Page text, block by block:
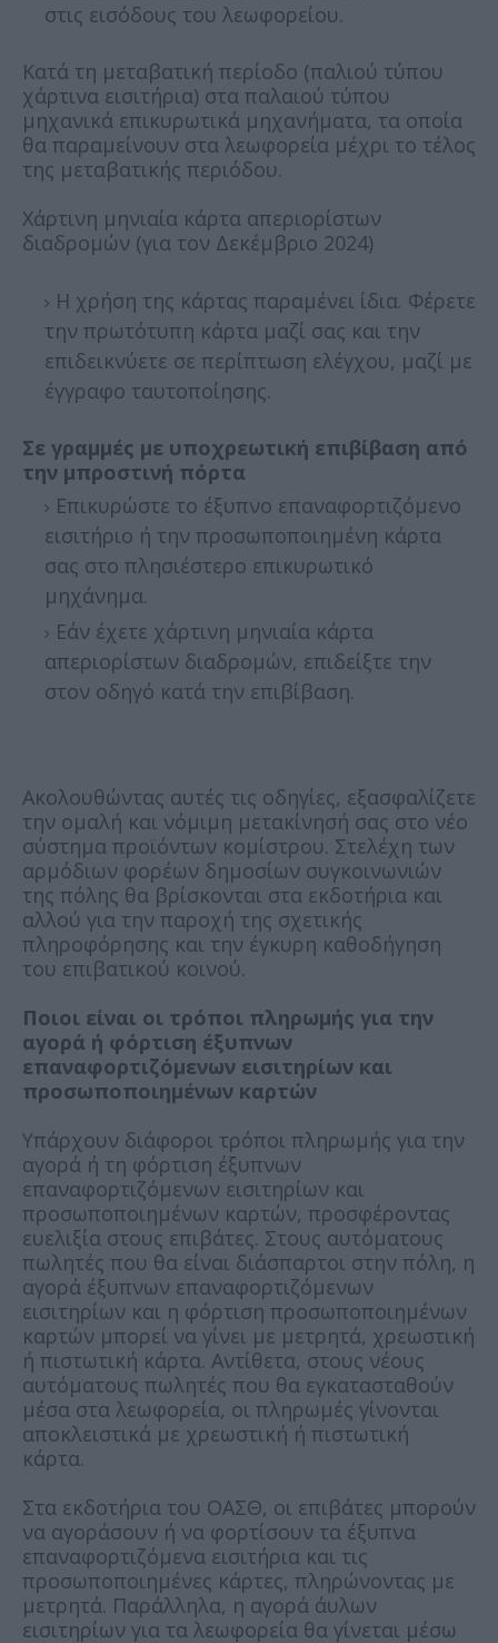
στις εισόδους του λεωφορείου.
Κατά τη μεταβατική περίοδο (παλιού τύπου
χάρτινα εισιτήρια) στα παλαιού τύπου
μηχανικά επικυρωτικά μηχανήματα, τα οποία
θα παραμείνουν στα λεωφορεία μέχρι το τέλος
της μεταβατικής περιόδου.
Χάρτινη μηνιαία κάρτα απεριορίστων
διαδρομών (για τον Δεκέμβριο 2024)
Η χρήση της κάρτας παραμένει ίδια. Φέρετε
την πρωτότυπη κάρτα μαζί σας και την
επιδεικνύετε σε περίπτωση ελέγχου, μαζί με
έγγραφο ταυτοποίησης.
Σε γραμμές με υποχρεωτική επιβίβαση από
την μπροστινή πόρτα
Επικυρώστε το έξυπνο επαναφορτιζόμενο
εισιτήριο ή την προσωποποιημένη κάρτα
σας στο πλησιέστερο επικυρωτικό
μηχάνημα.
Εάν έχετε χάρτινη μηνιαία κάρτα
απεριορίστων διαδρομών, επιδείξτε την
στον οδηγό κατά την επιβίβαση.
Ακολουθώντας αυτές τις οδηγίες, εξασφαλίζετε
την ομαλή και νόμιμη μετακίνησή σας στο νέο
σύστημα προϊόντων κομίστρου. Στελέχη των
αρμόδιων φορέων δημοσίων συγκοινωνιών
της πόλης θα βρίσκονται στα εκδοτήρια και
αλλού για την παροχή της σχετικής
πληροφόρησης και την έγκυρη καθοδήγηση
του επιβατικού κοινού.
Ποιοι είναι οι τρόποι πληρωμής για την
αγορά ή φόρτιση έξυπνων
επαναφορτιζόμενων εισιτηρίων και
προσωποποιημένων καρτών
Υπάρχουν διάφοροι τρόποι πληρωμής για την
αγορά ή τη φόρτιση έξυπνων
επαναφορτιζόμενων εισιτηρίων και
προσωποποιημένων καρτών, προσφέροντας
ευελιξία στους επιβάτες. Στους αυτόματους
πωλητές που θα είναι διάσπαρτοι στην πόλη, η
αγορά έξυπνων επαναφορτιζόμενων
εισιτηρίων και η φόρτιση προσωποποιημένων
καρτών μπορεί να γίνει με μετρητά, χρεωστική
ή πιστωτική κάρτα. Αντίθετα, στους νέους
αυτόματους πωλητές που θα εγκατασταθούν
μέσα στα λεωφορεία, οι πληρωμές γίνονται
αποκλειστικά με χρεωστική ή πιστωτική
κάρτα.
Στα εκδοτήρια του ΟΑΣΘ, οι επιβάτες μπορούν
να αγοράσουν ή να φορτίσουν τα έξυπνα
επαναφορτιζόμενα εισιτήρια και τις
προσωποποιημένες κάρτες, πληρώνοντας με
μετρητά. Παράλληλα, η αγορά άυλων
εισιτηρίων για τα λεωφορεία θα γίνεται μέσω